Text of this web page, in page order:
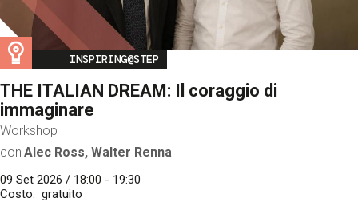
Image
INSPIRING@STEP
THE ITALIAN DREAM: Il coraggio di
immaginare
Workshop
con Alec Ross, Walter Renna
09 Set 2026 / 18:00 - 19:30
Costo
gratuito